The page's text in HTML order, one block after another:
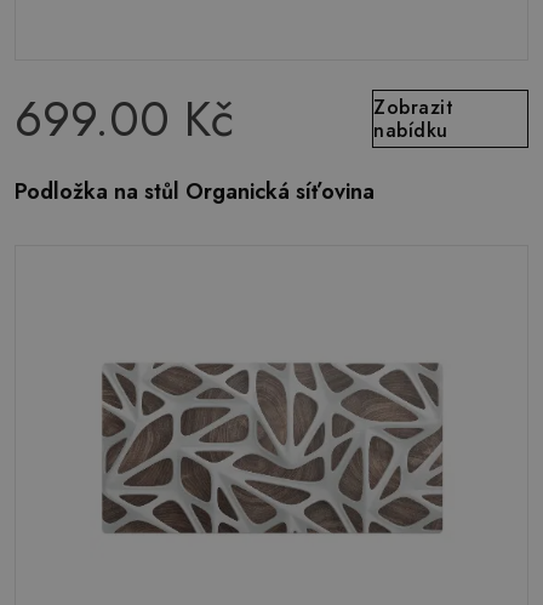
699.00 Kč
Zobrazit
nabídku
Podložka na stůl Organická síťovina